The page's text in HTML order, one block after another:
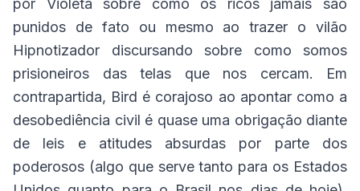
por Violeta sobre como os ricos jamais são
punidos de fato ou mesmo ao trazer o vilão
Hipnotizador discursando sobre como somos
prisioneiros das telas que nos cercam. Em
contrapartida, Bird é corajoso ao apontar como a
desobediência civil é quase uma obrigação diante
de leis e atitudes absurdas por parte dos
poderosos (algo que serve tanto para os Estados